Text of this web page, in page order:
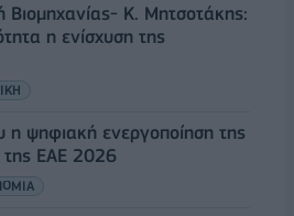
Βιομηχανίας- Κ. Μητσοτάκης:
η ενίσχυση της
η ψηφιακή ενεργοποίηση της
ΕΑΕ 2026